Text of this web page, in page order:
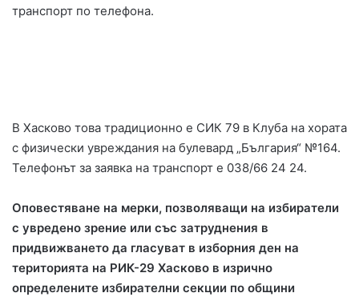
транспорт по телефона.
В Хасково това традиционно е СИК 79 в Клуба на хората
с физически увреждания на булевард „България“ №164.
Телефонът за заявка на транспорт е 038/66 24 24.
Оповестяване на мерки, позволяващи на избиратели
с увредено зрение или със затруднения в
придвижването да гласуват в изборния ден на
територията на РИК-29 Хасково в изрично
определените избирателни секции по общини